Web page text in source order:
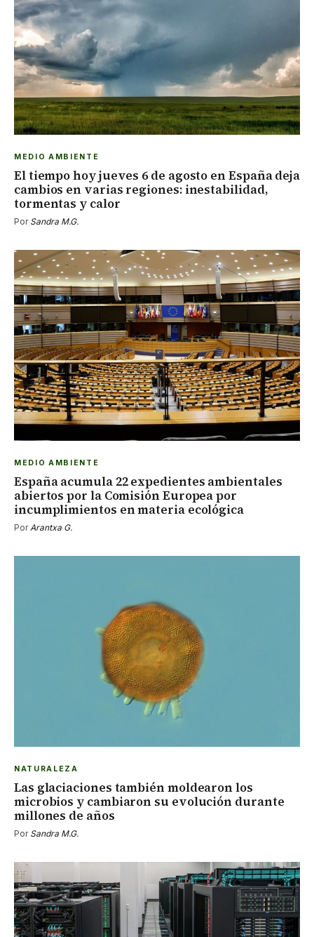
MEDIO AMBIENTE
El tiempo hoy jueves 6 de agosto en España deja
cambios en varias regiones: inestabilidad,
tormentas y calor
Por Sandra M.G.
MEDIO AMBIENTE
España acumula 22 expedientes ambientales
abiertos por la Comisión Europea por
incumplimientos en materia ecológica
Por Arantxa G.
NATURALEZA
Las glaciaciones también moldearon los
microbios y cambiaron su evolución durante
millones de años
Por Sandra M.G.